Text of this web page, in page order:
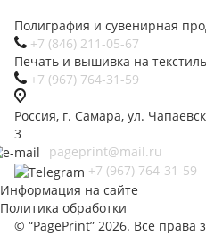
Полиграфия и сувенирная
+7 (846) 211-05-67
Печать и вышивка на
+7 (967) 764-31-59
Россия, г. Самара, ул.
3
pageprint@mail.ru
+7 (967) 764-31-59
Информация на сайте
Политика обработки
© “PagePrint” 2026. Все